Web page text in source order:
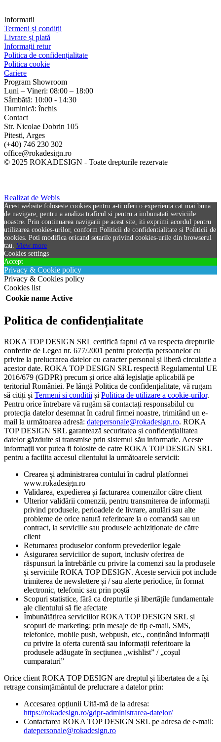
Informatii
Termeni și condiții
Livrare și plată
Informații retur
Politica de confidențialitate
Politica cookie
Cariere
Program Showroom
Luni – Vineri: 08:00 – 18:00
Sâmbătă: 10:00 - 14:30
Duminică: închis
Contact
Str. Nicolae Dobrin 105
Pitesti, Arges
(+40) 746 230 302
office@rokadesign.ro
© 2025 ROKADESIGN - Toate drepturile rezervate
Realizat de Webis
Acest website foloseste cookies pentru a-ti oferi o experienta cat mai buna
de navigare, pentru a analiza traficul si pentru a imbunatati serviciile
noastre. Prin continuarea navigarii pe acest site, iti exprimi acordul pentru
utilizarea cookies-urilor, conform Politicii de confidentialitate si Politicii de
cookies. Poti modifica oricand setarile privind cookies-urile din browserul
tau. View more
Cookies settings
Accept
Privacy & Cookie policy
Privacy & Cookies policy
Cookies list
Cookie name Active
Politica de confidențialitate
ROKA TOP DESIGN SRL certifică faptul că va respecta drepturile
conferite de Legea nr. 677/2001 pentru protecția persoanelor cu
privire la prelucrarea datelor cu caracter personal și liberă circulație a
acestor date. ROKA TOP DESIGN SRL respectă Regulamentul UE
2016/679 (GDPR) precum și orice altă legislație aplicabilă pe
teritoriul României. Pe lângă Politica de confidențialitate, vă rugam
să citiți și Termeni si conditii și Politica de utilizare a cookie-urilor.
Pentru orice întrebare vă rugăm să contactați responsabilul cu
protecția datelor desemnat în cadrul firmei noastre, trimitând un e-
mail la următoarea adresă: datepersonale@rokadesign.ro. ROKA
TOP DESIGN SRL garantează securitatea și confidențialitatea
datelor găzduite și transmise prin sistemul său informatic. Aceste
informații vor putea fi folosite de catre ROKA TOP DESIGN SRL
pentru a facilita accesul clientului la următoarele servicii:
Crearea și administrarea contului în cadrul platformei
www.rokadesign.ro
Validarea, expedierea și facturarea comenzilor către client
Ulterior validării comenzii, pentru transmiterea de informații
privind produsele, perioadele de livrare, anulări sau alte
probleme de orice natură referitoare la o comandă sau un
contract, la serviciile sau produsele achiziționate de către
client
Returnarea produselor conform prevederilor legale
Asigurarea serviciilor de suport, inclusiv oferirea de
răspunsuri la întrebările cu privire la comenzi sau la produsele
și serviciile ROKA TOP DESIGN. Aceste servicii pot include
trimiterea de newslettere și / sau alerte periodice, în format
electronic, telefonic sau prin poștă
Scopuri statistice, fără ca drepturile și libertățile fundamentale
ale clientului să fie afectate
Îmbunătățirea serviciilor ROKA TOP DESIGN SRL și
scopuri de marketing: prin mesaje de tip e-mail, SMS,
telefonice, mobile push, webpush, etc., conținând informații
cu privire la oferta curentă sau informații referitoare la
produsele adăugate în secțiunea „wishlist” / „coșul
cumparaturi”
Orice client ROKA TOP DESIGN are dreptul și libertatea de a își
retrage consimțământul de prelucrare a datelor prin:
Accesarea opțiunii Uită-mă de la adresa:
https://rokadesign.ro/gdpr-administrarea-datelor/
Contactarea ROKA TOP DESIGN SRL pe adresa de e-mail:
datepersonale@rokadesign.ro